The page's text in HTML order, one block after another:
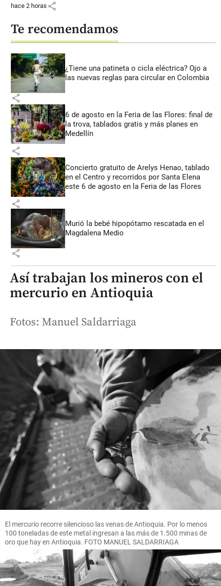
hace 2 horas share
Te recomendamos
¿Tiene una patineta o cicla eléctrica? Ojo a
las nuevas reglas para circular en Colombia
share
6 de agosto en la Feria de las Flores: final de
la trova, tablados gratis y más planes en
Medellín
share
Concierto gratuito de Arelys Henao, tablado
en el Centro y recorridos por Santa Elena
este 6 de agosto en la Feria de las Flores
share
Murió la bebé hipopótamo rescatada en el
Magdalena Medio
share
Así trabajan los mineros con el
mercurio en Antioquia
Fotos: Manuel Saldarriaga
El mercurio recorre silencioso las venas de Antioquia. Por lo menos
100 toneladas de este metal ingresan a las más de 1.500 minas de
oro que hay en Antioquia. FOTO MANUEL SALDARRIAGA